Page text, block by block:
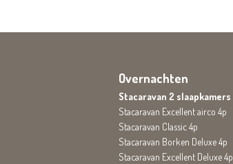
Overnachten
Stacaravan 2 slaapkamers
Stacaravan Excellent airco 4p
Stacaravan Classic 4p
Stacaravan Borken Deluxe 4p
Stacaravan Excellent Deluxe 4p